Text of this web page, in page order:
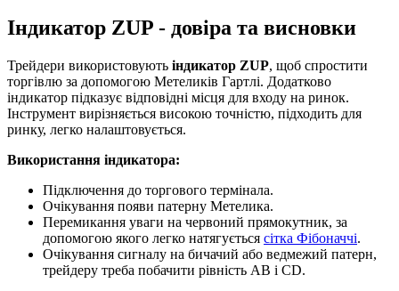
Індикатор ZUP - довіра та висновки
Трейдери використовують індикатор ZUP, щоб спростити
торгівлю за допомогою Метеликів Гартлі. Додатково
індикатор підказує відповідні місця для входу на ринок.
Інструмент вирізняється високою точністю, підходить для
ринку, легко налаштовується.
Використання індикатора:
Підключення до торгового термінала.
Очікування появи патерну Метелика.
Перемикання уваги на червоний прямокутник, за
допомогою якого легко натягується сітка Фібоначчі.
Очікування сигналу на бичачий або ведмежий патерн,
трейдеру треба побачити рівність AB і CD.